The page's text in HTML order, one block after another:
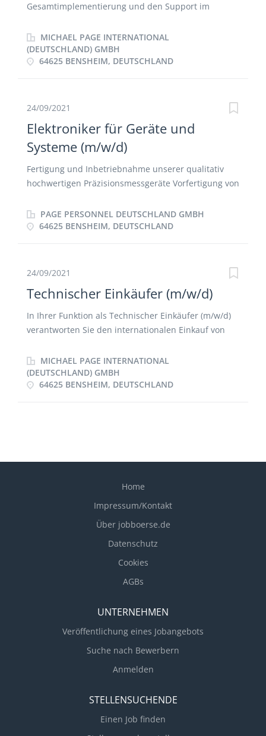
Gesamtimplementierung und den Support im
Cloud & SAP Sales Cloud) Gesamtverantwortung für
das SAP-Team Design, Anpassung, Konfiguration und
Test der SAP-Logistiklandschaft Beratung und
von Key Usern und
MICHAEL PAGE INTERNATIONAL
(DEUTSCHLAND) GMBH
64625 BENSHEIM, DEUTSCHLAND
24/09/2021
Elektroniker für Geräte und
Systeme (m/w/d)
Fertigung und Inbetriebnahme unserer qualitativ
hochwertigen Präzisionsmessgeräte Vorfertigung von
Verdrahtungsplänen und Montageanleitungen
Sorgfältiger Umgang mit den empfindlichen
PAGE PERSONNEL DEUTSCHLAND GMBH
64625 BENSHEIM, DEUTSCHLAND
24/09/2021
Technischer Einkäufer (m/w/d)
In Ihrer Funktion als Technischer Einkäufer (m/w/d)
verantworten Sie den internationalen Einkauf von
Projektgeschäft und den Anlagenbau Sie
übernehmen Verhandlungen von nationalen und
internationalen Verträgen, sowie Preis- und
und Logistics zusammen Sie unterstützen bei der
kontinuierlichen Betreuung und Entwicklung der
MICHAEL PAGE INTERNATIONAL
(DEUTSCHLAND) GMBH
64625 BENSHEIM, DEUTSCHLAND
Home
Impressum/Kontakt
Über jobboerse.de
Datenschutz
Cookies
AGBs
UNTERNEHMEN
Veröffentlichung eines Jobangebots
Suche nach Bewerbern
Anmelden
STELLENSUCHENDE
Einen Job finden